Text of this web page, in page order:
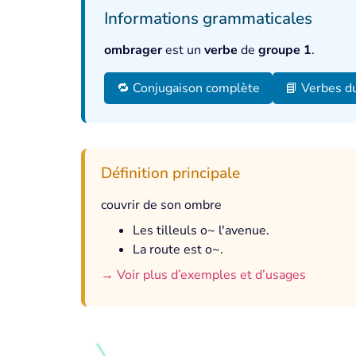
Informations grammaticales
ombragerest un verbe de groupe 1.
🔁 Conjugaison complète 📘 Verbes
Définition principale
couvrir de son ombre
Les tilleuls o~ l'avenue.
La route est o~.
→ Voir plus d’exemples et d’usages